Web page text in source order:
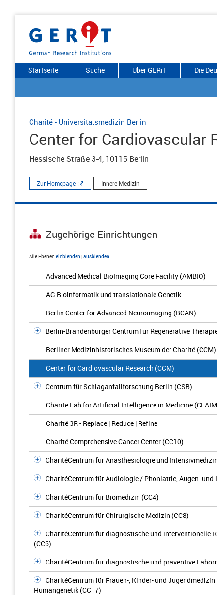
Startseite Suche Über GERiT Die
Charité - Universitätsmedizin Berlin
Center for Cardiovascular
Hessische Straße 3-4, 10115 Berlin
Zur Homepage Innere Medizin
Zugehörige Einrichtungen
Alle Ebenen einblenden |ausblenden
Advanced Medical BioImaging Core Facility (AMBIO)
AG Bioinformatik und translationale Genetik
Berlin Center for Advanced Neuroimaging (BCAN)
Berlin-Brandenburger Centrum für Regenerative
Berliner Medizinhistorisches Museum der Charité (CCM)
Center for Cardiovascular Research (CCM)
Centrum für Schlaganfallforschung Berlin (CSB)
Charite Lab for Artificial Intelligence in Medicine
Charité 3R - Replace | Reduce | Refine
Charité Comprehensive Cancer Center (CC10)
CharitéCentrum für Anästhesiologie und
CharitéCentrum für Audiologie / Phoniatrie, Augen- und
CharitéCentrum für Biomedizin (CC4)
CharitéCentrum für Chirurgische Medizin (CC8)
CharitéCentrum für diagnostische und interventionelle
(CC6)
CharitéCentrum für diagnostische und präventive
CharitéCentrum für Frauen-, Kinder- und
Humangenetik (CC17)